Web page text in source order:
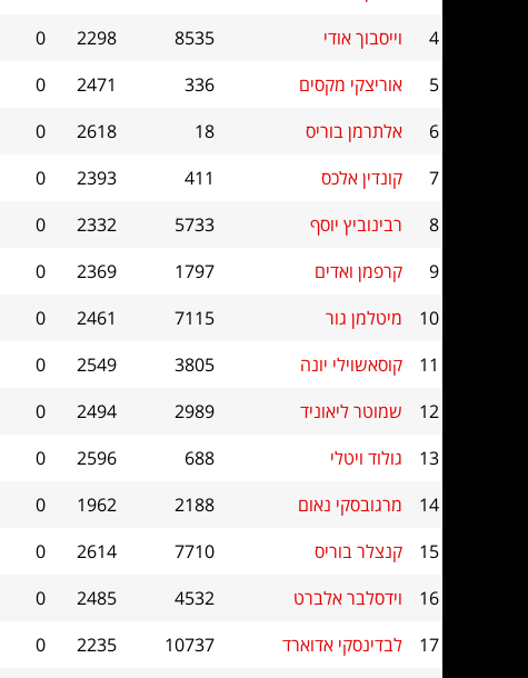
4
וייסבוך אודי 8535
2298
0
5
אוריצקי מקסים 336
2471
0
6
אלתרמן בוריס 18
2618
0
7
קונדין אלכס 411
2393
0
8
רבינוביץ יוסף 5733
2332
0
9
קרפמן ואדים 1797
2369
0
10
מיטלמן גור 7115
2461
0
11
קוסאשוילי יונה 3805
2549
0
12
שמוטר ליאוניד 2989
2494
0
13
גולוד ויטלי 688
2596
0
14
מרגובסקי נאום 2188
1962
0
15
קנצלר בוריס 7710
2614
0
16
וידסלבר אלברט 4532
2485
0
17
לבדינסקי אדוארד 10737
2235
0